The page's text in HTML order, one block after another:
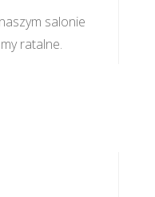
salonie
ratalne.